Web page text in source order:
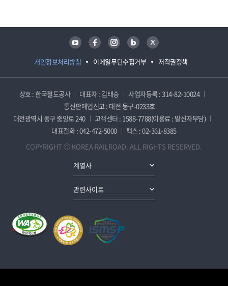
개인정보처리방침 이메일무단수집거부 저작권정책
유튜브 페이스북 인스타그램 블로그 트위터
상호 : 한국철도공사 대표자 : 김태승
사업자등록 : 314-82-10024
통신판매업신고 : 대전 동구-0233호
대전광역시 동구 중앙로 240
고객센터 : 1588-7788(이용료 : 발신자부담)
대표전화 : 042-472-5000
팩스 : 02-361-8385
COPYRIGHT ⓒ KOREA RAILROAD. ALL RIGHTS RESERVED.
계열사
관련사이트